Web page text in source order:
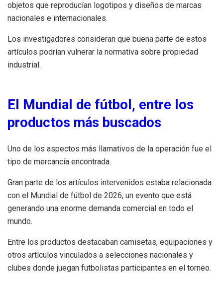
objetos que reproducían logotipos y diseños de marcas
nacionales e internacionales.
Los investigadores consideran que buena parte de estos
artículos podrían vulnerar la normativa sobre propiedad
industrial.
El Mundial de fútbol, entre los
productos más buscados
Uno de los aspectos más llamativos de la operación fue el
tipo de mercancía encontrada.
Gran parte de los artículos intervenidos estaba relacionada
con el Mundial de fútbol de 2026, un evento que está
generando una enorme demanda comercial en todo el
mundo.
Entre los productos destacaban camisetas, equipaciones y
otros artículos vinculados a selecciones nacionales y
clubes donde juegan futbolistas participantes en el torneo.